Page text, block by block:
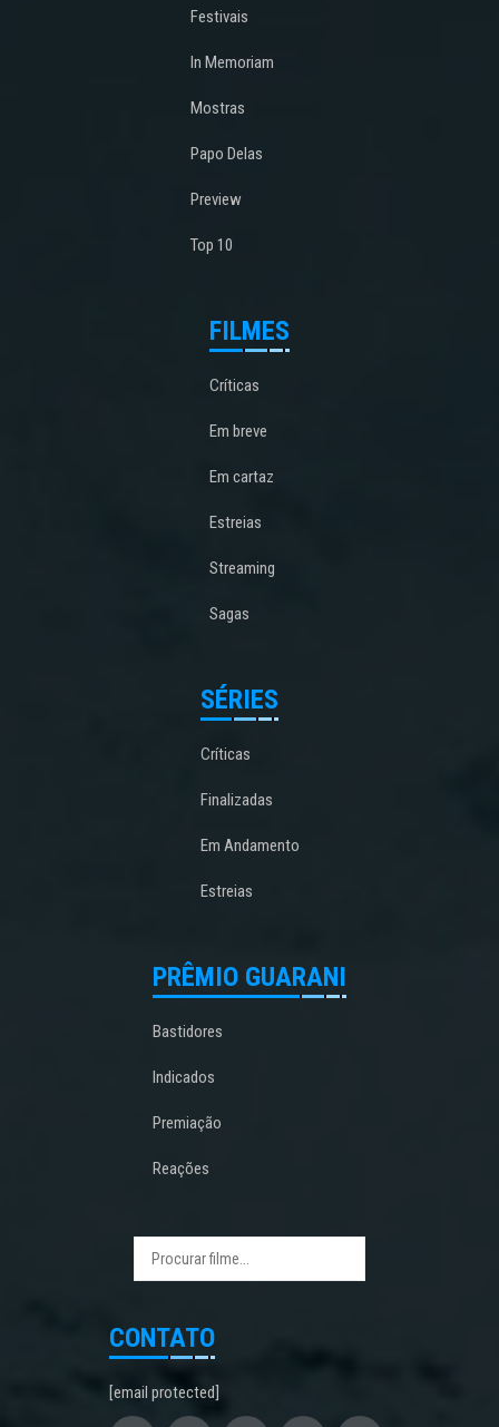
Festivais
In Memoriam
Mostras
Papo Delas
Preview
Top 10
FILMES
Críticas
Em breve
Em cartaz
Estreias
Streaming
Sagas
SÉRIES
Críticas
Finalizadas
Em Andamento
Estreias
PRÊMIO GUARANI
Bastidores
Indicados
Premiação
Reações
CONTATO
[email protected]